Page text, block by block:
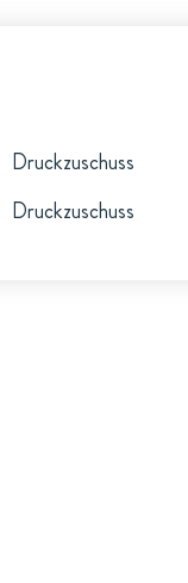
Druckzuschuss
Druckzuschuss